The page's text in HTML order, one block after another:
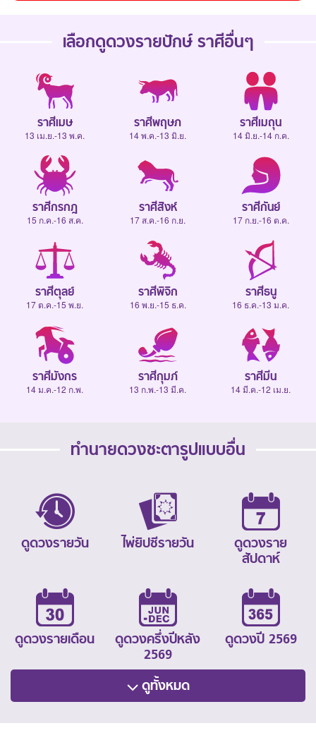
เลือกดูดวงรายปักษ์ราศีอื่นๆ
ราศีเมษ
13 เม.ย.-13 พ.ค.
ราศีพฤษภ
14 พ.ค.-13 มิ.ย.
ราศีเมถุน
14 มิ.ย.-14 ก.ค.
ราศีกรกฎ
15 ก.ค.-16 ส.ค.
ราศีสิงห์
17 ส.ค.-16 ก.ย.
ราศีกันย์
17 ก.ย.-16 ต.ค.
ราศีตุลย์
17 ต.ค.-15 พ.ย.
ราศีพิจิก
16 พ.ย.-15 ธ.ค.
ราศีธนู
16 ธ.ค.-13 ม.ค.
ราศีมังกร
14 ม.ค.-12 ก.พ.
ราศีกุมภ์
13 ก.พ.-13 มี.ค.
ราศีมีน
14 มี.ค.-12 เม.ย.
ทำนายดวงชะตารูปแบบอื่น
ดูดวงรายวัน ไพ่ยิปซีรายวัน
ดูดวงราย
สัปดาห์
ดูดวงรายเดือน
ดูดวงครึ่งปีหลัง
2569
ดูดวงปี 2569
ดูทั้งหมด